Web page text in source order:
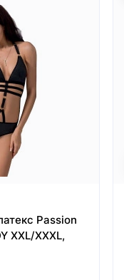
Passion
XXL/XXXL,